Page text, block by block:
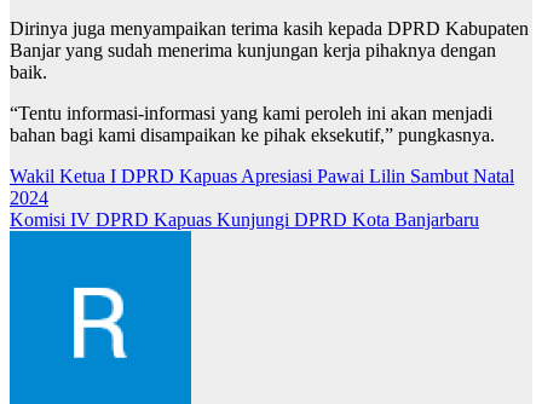
Dirinya juga menyampaikan terima kasih kepada DPRD Kabupaten
Banjar yang sudah menerima kunjungan kerja pihaknya dengan
baik.
“Tentu informasi-informasi yang kami peroleh ini akan menjadi
bahan bagi kami disampaikan ke pihak eksekutif,” pungkasnya.
Navigasi
pos
Wakil Ketua I DPRD Kapuas Apresiasi Pawai Lilin Sambut Natal
2024
Komisi IV DPRD Kapuas Kunjungi DPRD Kota Banjarbaru